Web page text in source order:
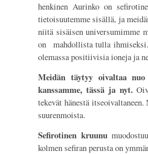
henkinen Aurinko on
tietoisuutemme sisällä, ja
niitä sisäisen universumimme
on mahdollista tulla ihmiseksi.
olemassa positiivisia ioneja ja
Meidän täytyy oivaltaa
kanssamme, tässä ja nyt.
tekevät hänestä
suurenmoista.
Sefirotinen kruunu
kolmen sefiran perusta on